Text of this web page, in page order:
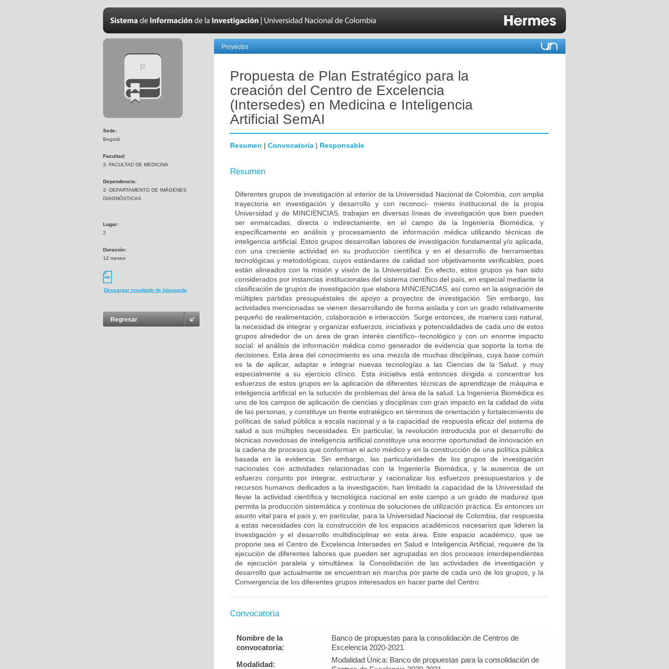
Sede:
Bogotá
Facultad:
2- FACULTAD DE MEDICINA
Dependencia:
2- DEPARTAMENTO DE IMÁGENES
DIAGNÓSTICAS
Lugar:
2
Duración:
12 meses
Descargar resultado de búsqueda
Regresar
Proyectos
Propuesta de Plan Estratégico para la
creación del Centro de Excelencia
(Intersedes) en Medicina e Inteligencia
Artificial SemAI
Resumen | Convocatoria | Responsable
Resumen
Diferentes grupos de investigación al interior de la Universidad Nacional de Colombia, con amplia
trayectoria en investigación y desarrollo y con reconoci- miento institucional de la propia
Universidad y de MINCIENCIAS, trabajan en diversas líneas de investigación que bien pueden
ser enmarcadas, directa o indirectamente, en el campo de la Ingeniería Biomédica, y
específicamente en análisis y procesamiento de información médica utilizando técnicas de
inteligencia artificial. Estos grupos desarrollan labores de investigación fundamental y/o aplicada,
con una creciente actividad en su producción científica y en el desarrollo de herramientas
tecnológicas y metodológicas, cuyos estándares de calidad son objetivamente verificables, pues
están alineados con la misión y visión de la Universidad. En efecto, estos grupos ya han sido
considerados por instancias institucionales del sistema científico del país, en especial mediante la
clasificación de grupos de investigación que elabora MINCIENCIAS, así como en la asignación de
múltiples partidas presupuéstales de apoyo a proyectos de investigación. Sin embargo, las
actividades mencionadas se vienen desarrollando de forma aislada y con un grado relativamente
pequeño de realimentación, colaboración e interacción. Surge entonces, de manera casi natural,
la necesidad de integrar y organizar esfuerzos, iniciativas y potencialidades de cada uno de estos
grupos alrededor de un área de gran interés científico--tecnológico y con un enorme impacto
social: el análisis de información médica como generador de evidencia que soporte la toma de
decisiones. Esta área del conocimiento es una mezcla de muchas disciplinas, cuya base común
es la de aplicar, adaptar e integrar nuevas tecnologías a las Ciencias de la Salud, y muy
especialmente a su ejercicio clínico. Esta iniciativa está entonces dirigida a concentrar los
esfuerzos de estos grupos en la aplicación de diferentes técnicas de aprendizaje de máquina e
inteligencia artificial en la solución de problemas del área de la salud. La Ingeniería Biomédica es
uno de los campos de aplicación de ciencias y disciplinas con gran impacto en la calidad de vida
de las personas, y constituye un frente estratégico en términos de orientación y fortalecimiento de
políticas de salud pública a escala nacional y a la capacidad de respuesta eficaz del sistema de
salud a sus múltiples necesidades. En particular, la revolución introducida por el desarrollo de
técnicas novedosas de inteligencia artificial constituye una enorme oportunidad de innovación en
la cadena de procesos que conforman el acto médico y en la construcción de una política pública
basada en la evidencia. Sin embargo, las particularidades de los grupos de investigación
nacionales con actividades relacionadas con la Ingeniería Biomédica, y la ausencia de un
esfuerzo conjunto por integrar, estructurar y racionalizar los esfuerzos presupuestarios y de
recursos humanos dedicados a la investigación, han limitado la capacidad de la Universidad de
llevar la actividad científica y tecnológica nacional en este campo a un grado de madurez que
permita la producción sistemática y continua de soluciones de utilización práctica. Es entonces un
asunto vital para el país y, en particular, para la Universidad Nacional de Colombia, dar respuesta
a estas necesidades con la construcción de los espacios académicos necesarios que lideren la
Investigación y el desarrollo multidisciplinar en esta área. Este espacio académico, que se
propone sea el Centro de Excelencia Intersedes en Salud e Inteligencia Artificial, requiere de la
ejecución de diferentes labores que pueden ser agrupadas en dos procesos interdependientes
de ejecución paralela y simultánea: la Consolidación de las actividades de investigación y
desarrollo que actualmente se encuentran en marcha por parte de cada uno de los grupos, y la
Convergencia de los diferentes grupos interesados en hacer parte del Centro.
Convocatoria
Nombre de la
convocatoria:
Banco de propuestas para la consolidación de Centros de
Excelencia 2020-2021
Modalidad:
Modalidad Única: Banco de propuestas para la consolidación de